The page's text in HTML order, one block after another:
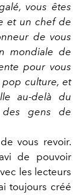
vous êtes
et un chef de
de vous
mondiale de
pour vous
culture, et
au-delà du
des gens de
vous revoir.
de pouvoir
les lecteurs
toujours créé